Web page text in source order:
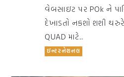
વેબસાઇટ પર POk ને
દેખાડતો નકશો શશી
QUAD માટે...
ઇન્ટરનેશનલ